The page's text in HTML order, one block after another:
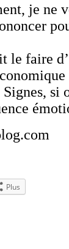
je ne
le faire
si
Plus